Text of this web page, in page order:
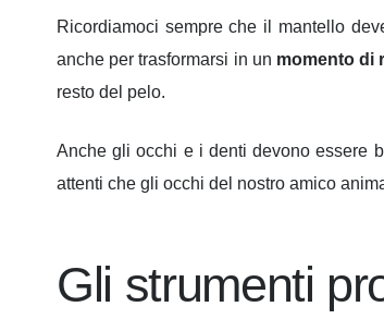
Ricordiamoci sempre che il mantello
anche per trasformarsi in un momento di
resto del pelo.
Anche gli occhi e i denti devono essere
attenti che gli occhi del nostro amico
Gli strumenti